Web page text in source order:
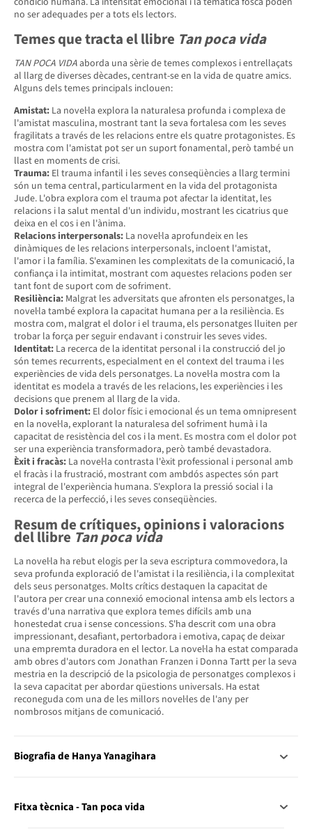
no ser adequades per a tots els lectors.
Temes que tracta el llibre Tan poca vida
TAN POCA VIDAaborda una sèrie de temes complexos i entrellaçats
al llarg de diverses dècades, centrant-se en la vida de quatre amics.
Alguns dels temes principals inclouen:
Amistat: La novel·la explora la naturalesa profunda i complexa de
l'amistat masculina, mostrant tant la seva fortalesa com les seves
fragilitats a través de les relacions entre els quatre protagonistes. Es
mostra com l'amistat pot ser un suport fonamental, però també un
llast en moments de crisi.
Trauma: El trauma infantil i les seves conseqüències a llarg termini
són un tema central, particularment en la vida del protagonista
Jude. L'obra explora com el trauma pot afectar la identitat, les
relacions i la salut mental d'un individu, mostrant les cicatrius que
deixa en el cos i en l'ànima.
Relacions interpersonals: La novel·la aprofundeix en les
dinàmiques de les relacions interpersonals, incloent l'amistat,
l'amor i la família. S'examinen les complexitats de la comunicació, la
confiança i la intimitat, mostrant com aquestes relacions poden ser
tant font de suport com de sofriment.
Resiliència: Malgrat les adversitats que afronten els personatges, la
novel·la també explora la capacitat humana per a la resiliència. Es
mostra com, malgrat el dolor i el trauma, els personatges lluiten per
trobar la força per seguir endavant i construir les seves vides.
Identitat: La recerca de la identitat personal i la construcció del jo
són temes recurrents, especialment en el context del trauma i les
experiències de vida dels personatges. La novel·la mostra com la
identitat es modela a través de les relacions, les experiències i les
decisions que prenem al llarg de la vida.
Dolor i sofriment: El dolor físic i emocional és un tema omnipresent
en la novel·la, explorant la naturalesa del sofriment humà i la
capacitat de resistència del cos i la ment. Es mostra com el dolor pot
ser una experiència transformadora, però també devastadora.
Èxit i fracàs: La novel·la contrasta l'èxit professional i personal amb
el fracàs i la frustració, mostrant com ambdós aspectes són part
integral de l'experiència humana. S'explora la pressió social i la
recerca de la perfecció, i les seves conseqüències.
Resum de crítiques, opinions i valoracions
del llibreTan poca vida
La novel·la ha rebut elogis per la seva escriptura commovedora, la
seva profunda exploració de l'amistat i la resiliència, i la complexitat
dels seus personatges. Molts crítics destaquen la capacitat de
l'autora per crear una connexió emocional intensa amb els lectors a
través d'una narrativa que explora temes difícils amb una
honestedat crua i sense concessions. S'ha descrit com una obra
impressionant, desafiant, pertorbadora i emotiva, capaç de deixar
una empremta duradora en el lector. La novel·la ha estat comparada
amb obres d'autors com Jonathan Franzen i Donna Tartt per la seva
mestria en la descripció de la psicologia de personatges complexos i
la seva capacitat per abordar qüestions universals. Ha estat
reconeguda com una de les millors novel·les de l'any per
nombrosos mitjans de comunicació.
Biografia de Hanya Yanagihara
Fitxa tècnica - Tan poca vida